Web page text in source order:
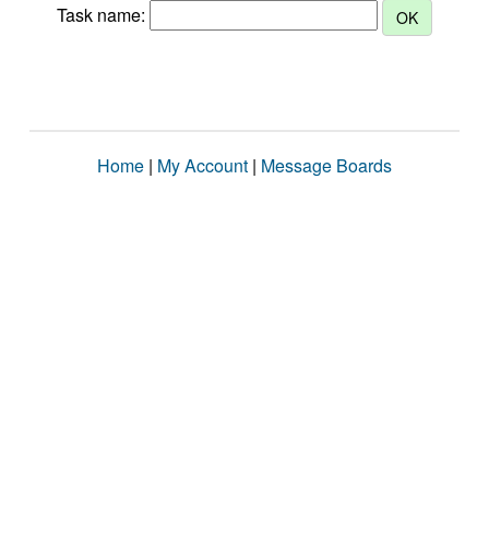
Task name:
Home | My Account | Message Boards